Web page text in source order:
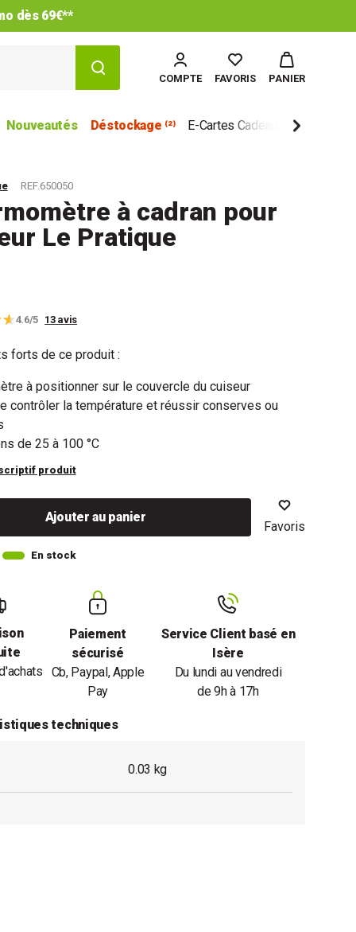
dès 69€**
COMPTE FAVORIS PANIER
Nouveautés Déstockage ⁽²⁾ E-Cartes Cadeau Marques
REF.650050
à cadran pour
Le Pratique
4.6/5 13 avis
forts de ce produit :
à positionner sur le couvercle du cuiseur
contrôler la température et réussir conserves ou
de 25 à 100 °C
produit
Ajouter au panier
Favoris
En stock
Paiement
sécurisé
Cb, Paypal, Apple
Pay
Service Client basé en
Isère
Du lundi au vendredi
de 9h à 17h
techniques
0.03 kg